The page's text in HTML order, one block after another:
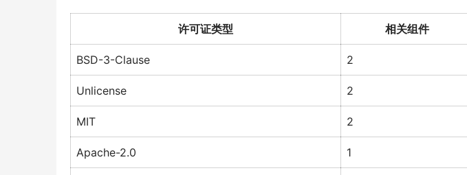
许可证类型 相关组件
BSD-3-Clause 2
Unlicense 2
MIT 2
Apache-2.0 1